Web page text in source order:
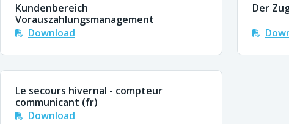
Kundenbereich
Vorauszahlungsmanagement
Download
Der
Le secours hivernal - compteur
communicant (fr)
Download